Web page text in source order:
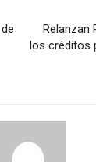
Relanzan
los créditos